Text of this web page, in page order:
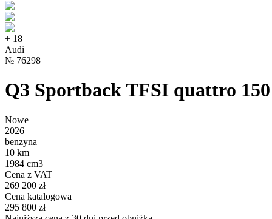
+ 18
Audi
№ 76298
Q3 Sportback TFSI quattro
Nowe
2026
benzyna
10 km
1984 cm3
Cena z VAT
269 200 zł
Cena katalogowa
295 800 zł